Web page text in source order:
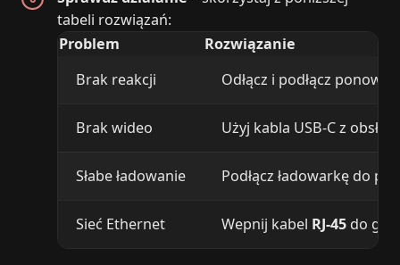
tabeli rozwiązań:
Problem
Rozwiązanie
Brak reakcji
Odłącz i podłącz
Brak wideo Użyj kabla USB‑C z
Słabe ładowanie Podłącz ładowarkę do
Sieć Ethernet Wepnij kabel RJ‑45 do